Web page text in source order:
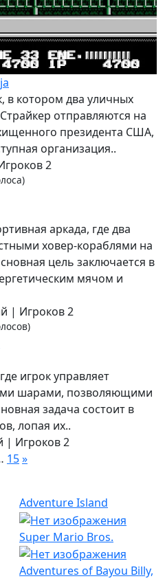
в котором два уличных
отправляются на
президента США,
организация..
2
аркада, где два
ховер-кораблями на
цель заключается в
мячом и
| Игроков 2
игрок управляет
шарами, позволяющими
задача состоит в
лопая их..
| Игроков 2
15»
Adventure Island
Super Mario Bros.
Adventures of Bayou Billy,